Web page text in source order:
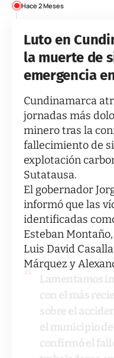
Hace 2 Meses
Luto en
la muerte de
emergencia
Cundinamarca
jornadas más
minero tras la
fallecimiento de
explotación
Sutatausa.
El gobernador
informó que las
identificadas
Esteban
Luis David
Márquez y